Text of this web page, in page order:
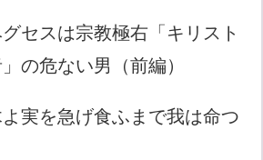
グセスは宗教極右「キリスト
の危ない男（前編）
実を急げ食ふまで我は命つ